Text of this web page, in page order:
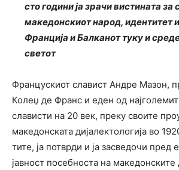
сто години ја зрачи вистината за
македонскиот народ, идентитет
Франција и Балканот туку и
светот
Францускиот славист Андре Мазон,
Колеџ де Франс и еден од
слависти на 20 век, преку своите
македонската дијалектологија во
тите, ја потврди и ја засведочи пред
јавност посебноста на македонските